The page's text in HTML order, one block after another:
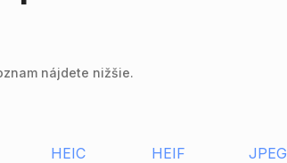
nájdete nižšie.
HEIC HEIF JPEG